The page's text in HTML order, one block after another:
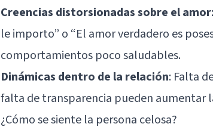
Creencias distorsionadas sobre el amor
le importo” o “El amor verdadero es
comportamientos poco saludables.
Dinámicas dentro de la relación: Falta
falta de transparencia pueden aumentar
¿Cómo se siente la persona celosa?